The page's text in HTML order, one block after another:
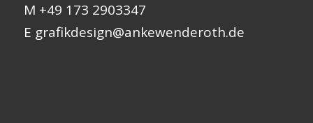
M +49 173 2903347
E grafikdesign@ankewenderoth.de